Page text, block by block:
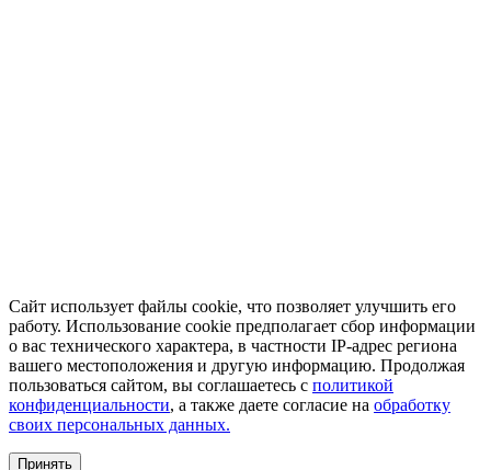
Сайт использует файлы cookie, что позволяет улучшить его
работу. Использование cookie предполагает сбор информации
о вас технического характера, в частности IP-адрес региона
вашего местоположения и другую информацию. Продолжая
пользоваться сайтом, вы соглашаетесь с политикой
конфиденциальности, а также даете согласие на обработку
своих персональных данных.
Принять